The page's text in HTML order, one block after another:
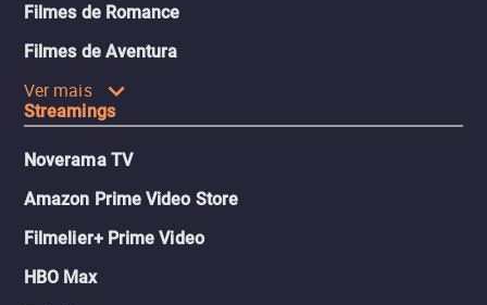
Filmes de Romance
Filmes de Aventura
Ver mais
Streamings
Noverama TV
Amazon Prime Video Store
Filmelier+ Prime Video
HBO Max